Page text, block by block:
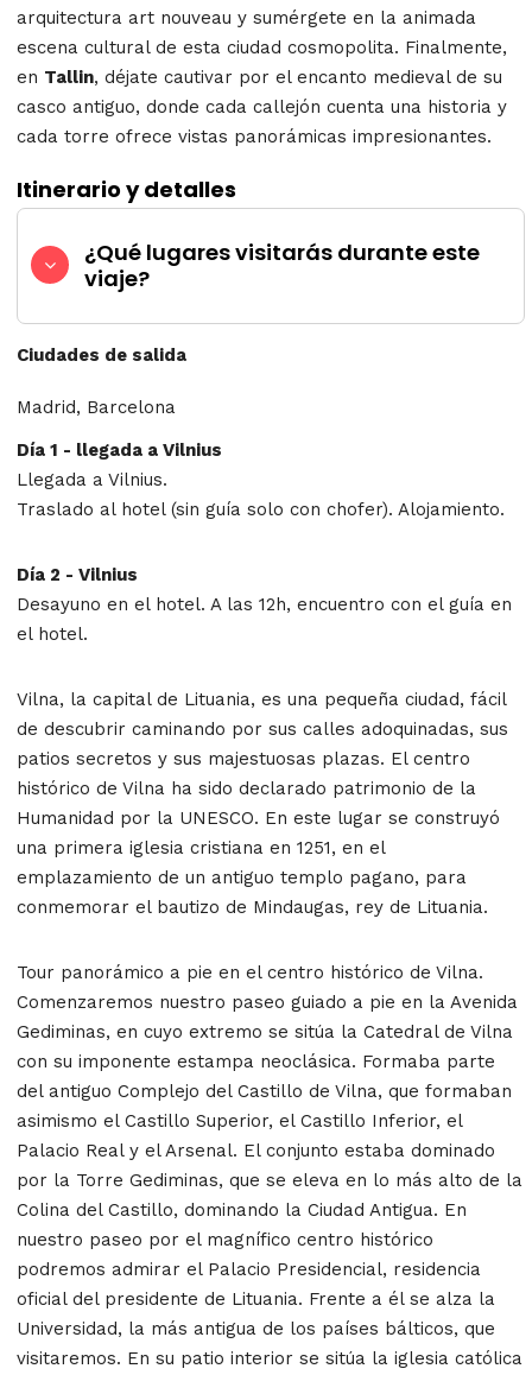
arquitectura art nouveau y sumérgete en la animada
escena cultural de esta ciudad cosmopolita. Finalmente,
en Tallin, déjate cautivar por el encanto medieval de su
casco antiguo, donde cada callejón cuenta una historia y
cada torre ofrece vistas panorámicas impresionantes.
Itinerario y detalles
¿Qué lugares visitarás durante este
viaje?
Ciudades de salida
Madrid, Barcelona
Día 1 - llegada a Vilnius
Llegada a Vilnius.
Traslado al hotel (sin guía solo con chofer). Alojamiento.
Día 2 - Vilnius
Desayuno en el hotel. A las 12h, encuentro con el guía en
el hotel.
Vilna, la capital de Lituania, es una pequeña ciudad, fácil
de descubrir caminando por sus calles adoquinadas, sus
patios secretos y sus majestuosas plazas. El centro
histórico de Vilna ha sido declarado patrimonio de la
Humanidad por la UNESCO. En este lugar se construyó
una primera iglesia cristiana en 1251, en el
emplazamiento de un antiguo templo pagano, para
conmemorar el bautizo de Mindaugas, rey de Lituania.
Tour panorámico a pie en el centro histórico de Vilna.
Comenzaremos nuestro paseo guiado a pie en la Avenida
Gediminas, en cuyo extremo se sitúa la Catedral de Vilna
con su imponente estampa neoclásica. Formaba parte
del antiguo Complejo del Castillo de Vilna, que formaban
asimismo el Castillo Superior, el Castillo Inferior, el
Palacio Real y el Arsenal. El conjunto estaba dominado
por la Torre Gediminas, que se eleva en lo más alto de la
Colina del Castillo, dominando la Ciudad Antigua. En
nuestro paseo por el magnífico centro histórico
podremos admirar el Palacio Presidencial, residencia
oficial del presidente de Lituania. Frente a él se alza la
Universidad, la más antigua de los países bálticos, que
visitaremos. En su patio interior se sitúa la iglesia católica